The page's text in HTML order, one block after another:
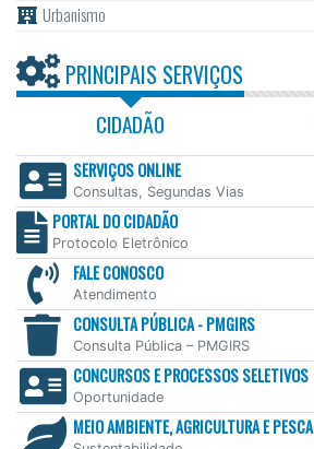
Urbanismo
PRINCIPAIS SERVIÇOS
CIDADÃO
SERVIÇOS ONLINE
Consultas, Segundas Vias
PORTAL DO CIDADÃO
Protocolo Eletrônico
FALE CONOSCO
Atendimento
CONSULTA PÚBLICA - PMGIRS
Consulta Pública – PMGIRS
CONCURSOS E PROCESSOS SELETIVOS
Oportunidade
MEIO AMBIENTE, AGRICULTURA E PESCA